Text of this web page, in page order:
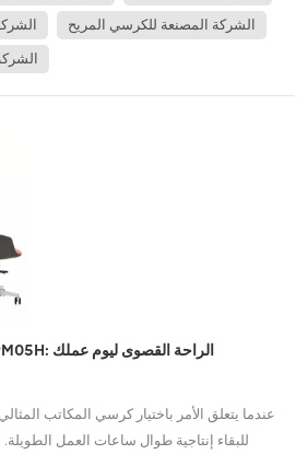
الشركة المصنعة للكرسي المريح
كرسي مكتب جلدي مريح PM05H: الراحة القصوى ليوم عملك
عندما يتعلق الأمر باختيار كرسي المكاتب
للبقاء إنتاجية طوال ساعات العمل